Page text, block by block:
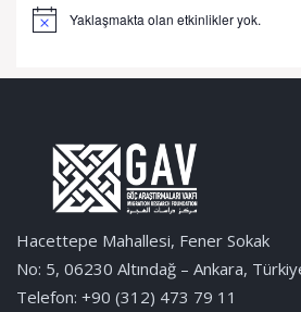
Notice Yaklaşmakta olan etkinlikler yok.
Hacettepe Mahallesi, Fener Sokak
No: 5, 06230 Altındağ – Ankara,
Telefon: +90 (312) 473 79 11